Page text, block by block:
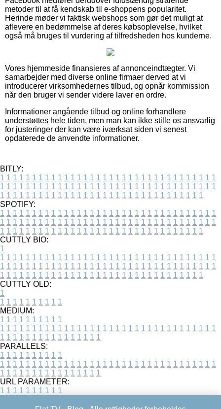
metoder til at få kendskab til e-shoppens popularitet.
Herinde møder vi faktisk webshops som gør det muligt at
aflevere en bedømmelse af deres købsoplevelse, hvilket
også må bruges til vurdering af tilfredsheden hos kunderne.
Vores hjemmeside finansieres af annonceindtægter. Vi
samarbejder med diverse online firmaer derved at vi
introducerer virksomhedernes tilbud, og opnår kommission
når den bruger vi sender videre laver en ordre.
Informationer angående tilbud og online forhandlere
understøttes hele tiden, men man kan ikke stille os ansvarlig
for justeringer der kan være iværksat siden vi senest
opdaterede de anvendte informationer.
BITLY:
1 1 1 1 1 1 1 1 1 1 1 1 1 1 1 1 1 1 1 1 1 1 1 1 1 1 1 1 1 1 1 1 1 1
1 1 1 1 1 1 1 1 1 1 1 1 1 1 1 1 1 1 1 1 1 1 1 1 1 1 1 1 1 1 1 1 1 1
1 1 1 1 1 1 1 1 1 1 1 1 1 1 1 1 1 1 1 1 1 1 1 1 1 1 1 1 1 1 1 1
SPOTIFY:
1 1 1 1 1 1 1 1 1 1 1 1 1 1 1 1 1 1 1 1 1 1 1 1 1 1 1 1 1 1 1 1 1 1
1 1 1 1 1 1 1 1 1 1 1 1 1 1 1 1 1 1 1 1 1 1 1 1 1 1 1 1 1 1 1 1 1 1
1 1 1 1 1 1 1 1 1 1 1 1 1 1 1 1 1 1 1 1 1 1 1 1 1 1 1 1 1 1 1 1
CUTTLY BIO:
1
1 1 1 1 1 1 1 1 1 1 1 1 1 1 1 1 1 1 1 1 1 1 1 1 1 1 1 1 1 1 1 1 1 1
1 1 1 1 1 1 1 1 1 1 1 1 1 1 1 1 1 1 1 1 1 1 1 1 1 1 1 1 1 1 1 1 1 1
1 1 1 1 1 1 1 1 1 1 1 1 1 1 1 1 1 1 1 1 1 1 1 1 1 1 1 1 1 1 1 1
CUTTLY OLD:
1
1 1 1 1 1 1 1 1 1 1
MEDIUM:
1 1 1 1 1 1 1 1 1 1
1 1 1 1 1 1 1 1 1 1 1 1 1 1 1 1 1 1 1 1 1 1 1 1 1 1 1 1 1 1 1 1 1 1
1 1 1 1 1 1 1 1 1 1 1 1 1 1 1 1
PARALLELS:
1 1 1 1 1 1 1 1 1 1
1 1 1 1 1 1 1 1 1 1 1 1 1 1 1 1 1 1 1 1 1 1 1 1 1 1 1 1 1 1 1 1 1 1
1 1 1 1 1 1 1 1 1 1 1 1 1 1 1 1
URL PARAMETER:
1 1 1 1 1 1 1 1 1 1